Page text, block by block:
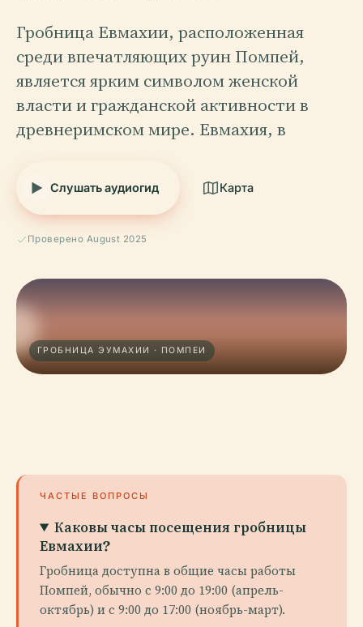
Гробница Евмахии, расположенная
среди впечатляющих руин Помпей,
является ярким символом женской
власти и гражданской активности в
древнеримском мире. Евмахия, в
Слушать аудиогид Карта
Проверено August 2025
ГРОБНИЦА ЭУМАХИИ · ПОМПЕИ
ЧАСТЫЕ ВОПРОСЫ
Каковы часы посещения гробницы
Евмахии?
Гробница доступна в общие часы работы
Помпей, обычно с 9:00 до 19:00 (апрель-
октябрь) и с 9:00 до 17:00 (ноябрь-март).